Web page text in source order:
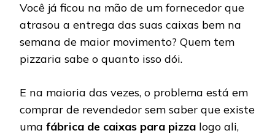
Você já ficou na mão de um fornecedor que
atrasou a entrega das suas caixas bem na
semana de maior movimento? Quem tem
pizzaria sabe o quanto isso dói.
E na maioria das vezes, o problema está em
comprar de revendedor sem saber que existe
uma fábrica de caixas para pizza logo ali,